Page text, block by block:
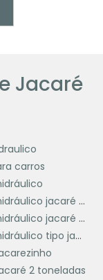
presença
e
Uma
segurança
Com um
levantar
e segura,
durante
Jacaré
carros
Macaco hidráulico jacaré 3 toneladas
Macaco hidráulico jacaré usado
Macaco hidráulico tipo jacaré 5 toneladas
2 toneladas